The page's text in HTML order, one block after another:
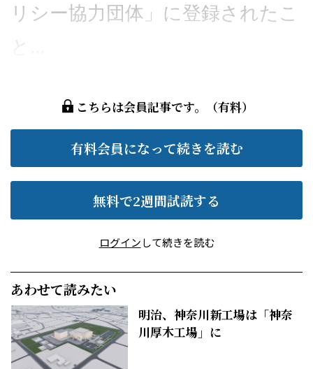
リシー協力団体」に登録されたこ
と...
こちらは会員記事です。（有料）
有料会員になって続きを読む
無料で2週間試読する
ログインして続きを読む
あわせて読みたい
明治、神奈川新工場は「神奈
川厚木工場」に